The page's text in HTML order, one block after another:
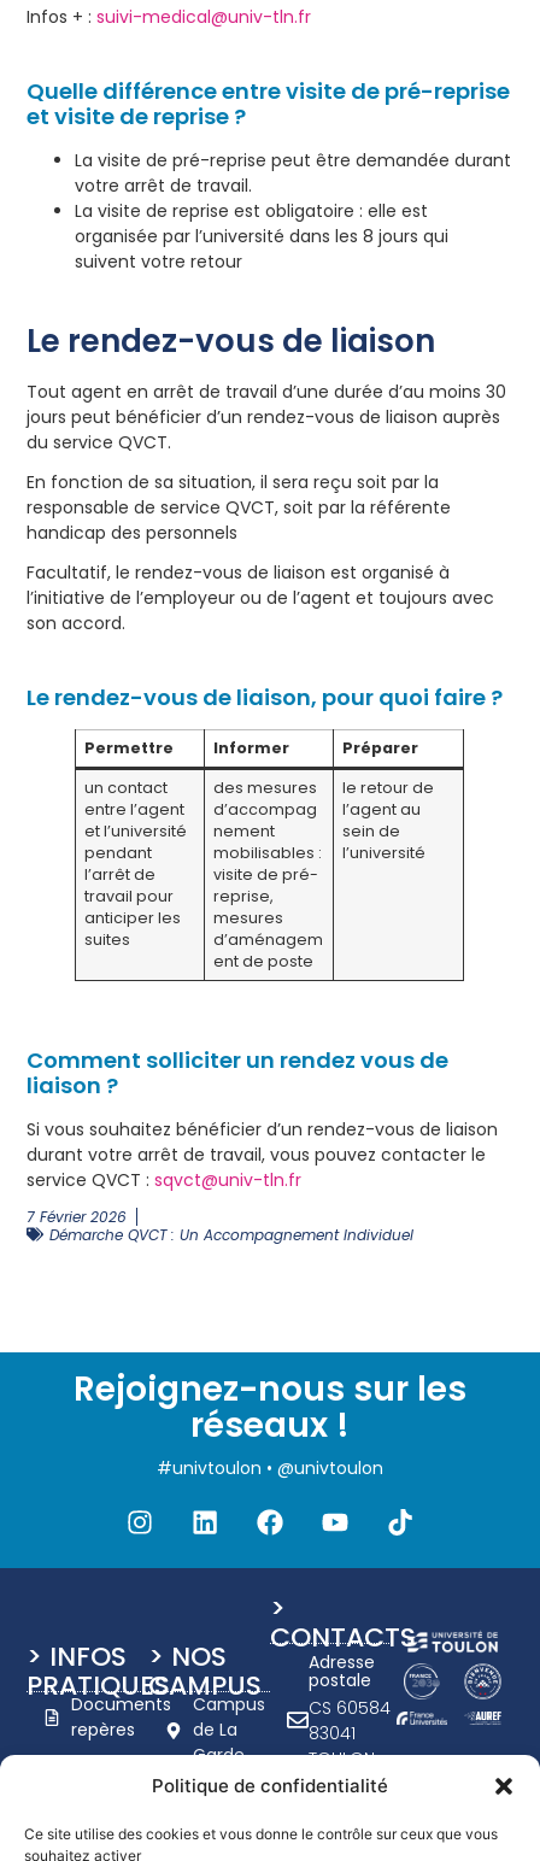
Politique de confidentialité
Ce site utilise des cookies et vous donne le contrôle sur ceux que vous
souhaitez activer
Infos + :suivi-medical@univ-tln.fr
Quelle différence entre visite de pré-reprise
et visite de reprise ?
La visite de pré-reprise peut être demandée durant
votre arrêt de travail.
La visite de reprise est obligatoire : elle est
organisée par l’université dans les 8 jours qui
suivent votre retour
Le rendez-vous de liaison
Tout agent en arrêt de travail d’une durée d’au moins 30
jours peut bénéficier d’un rendez-vous de liaison auprès
du service QVCT.
En fonction de sa situation, il sera reçu soit par la
responsable de service QVCT, soit par la référente
handicap des personnels
Facultatif, le rendez-vous de liaison est organisé à
l’initiative de l’employeur ou de l’agent et toujours avec
son accord.
Le rendez-vous de liaison, pour quoi faire ?
Permettre Informer
Préparer
un contact
entre l’agent
et l’université
pendant
l’arrêt de
travail pour
anticiper les
suites
des mesures
d’accompag
nement
mobilisables :
visite de pré-
reprise,
mesures
d’aménagem
ent de poste
le retour de
l’agent au
sein de
l’université
Comment solliciter un rendez vous de
liaison ?
Si vous souhaitez bénéficier d’un rendez-vous de liaison
durant votre arrêt de travail, vous pouvez contacter le
service QVCT :sqvct@univ-tln.fr
7 Février 2026
Démarche QVCT : Un Accompagnement Individuel
Rejoignez-nous sur les
réseaux !
#univtoulon • @univtoulon
>
CONTACTS
Adresse
postale
CS 60584
83041
TOULON
CEDEX 9
94 14 20
> NOS
CAMPUS
Campus
de La
Garde
Campus
- Porte
> INFOS
PRATIQUES
Documents
repères
graphique